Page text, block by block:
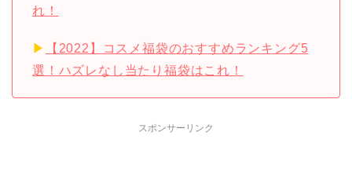
れ！
▶︎
【2022】コスメ福袋のおすすめランキング5
選！ハズレなし当たり福袋はこれ！
スポンサーリンク